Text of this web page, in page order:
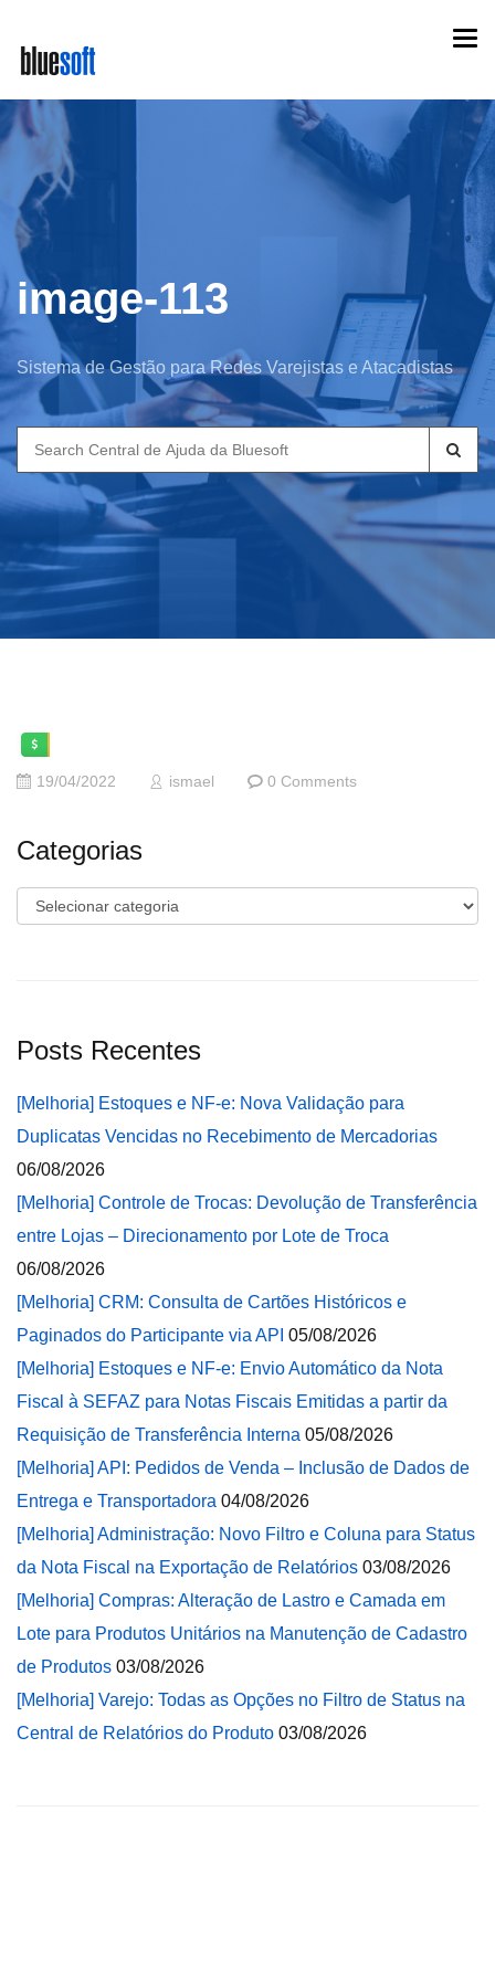
main
content
image-113
Sistema de Gestão para Redes Varejistas e Atacadistas
Search
for:
19/04/2022 ismael 0 Comments
Categorias
Categorias
Posts Recentes
[Melhoria] Estoques e NF-e: Nova Validação para
Duplicatas Vencidas no Recebimento de Mercadorias
06/08/2026
[Melhoria] Controle de Trocas: Devolução de Transferência
entre Lojas – Direcionamento por Lote de Troca
06/08/2026
[Melhoria] CRM: Consulta de Cartões Históricos e
Paginados do Participante via API 05/08/2026
[Melhoria] Estoques e NF-e: Envio Automático da Nota
Fiscal à SEFAZ para Notas Fiscais Emitidas a partir da
Requisição de Transferência Interna 05/08/2026
[Melhoria] API: Pedidos de Venda – Inclusão de Dados de
Entrega e Transportadora 04/08/2026
[Melhoria] Administração: Novo Filtro e Coluna para Status
da Nota Fiscal na Exportação de Relatórios 03/08/2026
[Melhoria] Compras: Alteração de Lastro e Camada em
Lote para Produtos Unitários na Manutenção de Cadastro
de Produtos 03/08/2026
[Melhoria] Varejo: Todas as Opções no Filtro de Status na
Central de Relatórios do Produto 03/08/2026